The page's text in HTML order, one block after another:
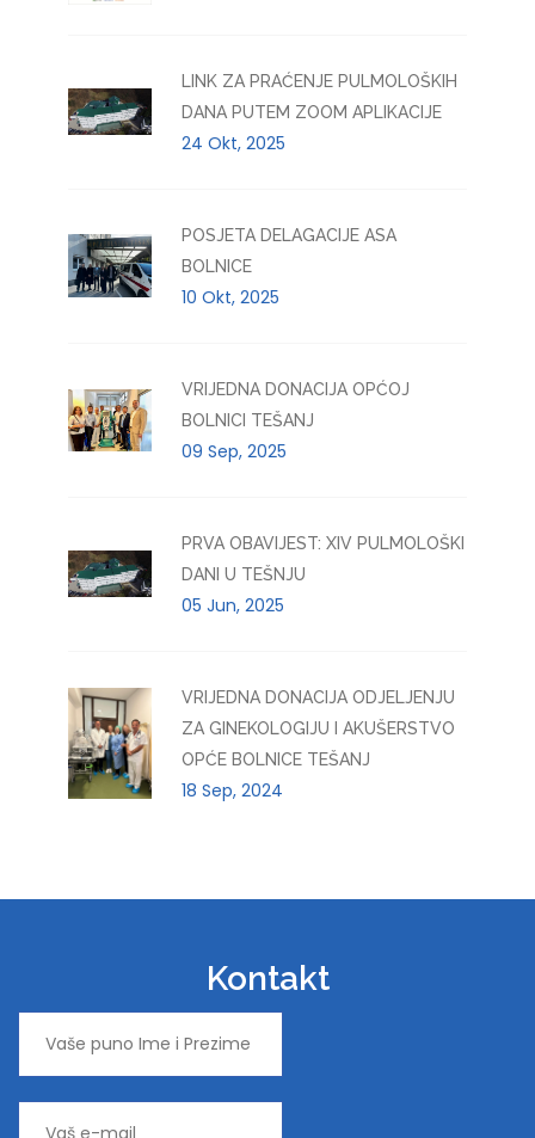
LINK ZA PRAĆENJE PULMOLOŠKIH
DANA PUTEM ZOOM APLIKACIJE
24 Okt, 2025
POSJETA DELAGACIJE ASA
BOLNICE
10 Okt, 2025
VRIJEDNA DONACIJA OPĆOJ
BOLNICI TEŠANJ
09 Sep, 2025
PRVA OBAVIJEST: XIV PULMOLOŠKI
DANI U TEŠNJU
05 Jun, 2025
VRIJEDNA DONACIJA ODJELJENJU
ZA GINEKOLOGIJU I AKUŠERSTVO
OPĆE BOLNICE TEŠANJ
18 Sep, 2024
Kontakt